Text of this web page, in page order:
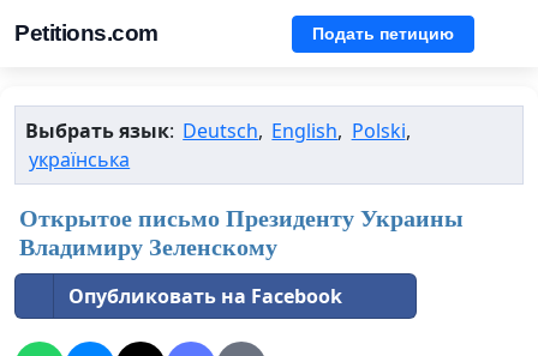
Petitions.com Подать петицию
Выбрать язык: Deutsch, English, Polski,
українська
Открытое письмо Президенту Украины
Владимиру Зеленскому
Опубликовать на Facebook